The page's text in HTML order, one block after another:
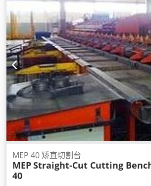
MEP 40 矫直切割台
MEPStraight-Cut Cutting
40